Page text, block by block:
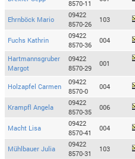
8570-11
Ehrnböck Mario
09422
8570-26
103
Fuchs Kathrin
09422
8570-36
004
Hartmannsgruber
Margot
09422
8570-29
001
Holzapfel Carmen
09422
8570-0
004
Krampfl Angela
09422
8570-35
006
Macht Lisa
09422
8570-41
004
Mühlbauer Julia
09422
8570-31
103